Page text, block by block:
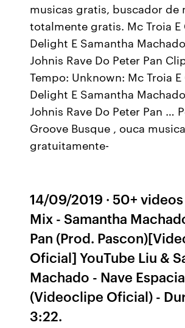
musicas gratis, buscador de
totalmente gratis. Mc Troia E
Delight E Samantha
Johnis Rave Do Peter Pan
Tempo: Unknown: Mc Troia
Delight E Samantha
Johnis Rave Do Peter Pan …
Groove Busque , ouca
gratuitamente-
14/09/2019 · 50+
Mix - Samantha
Pan (Prod.
Oficial] YouTube Liu &
Machado - Nave
(Videoclipe Oficial) -
3:22.